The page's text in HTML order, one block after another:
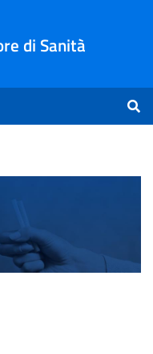
di Sanità